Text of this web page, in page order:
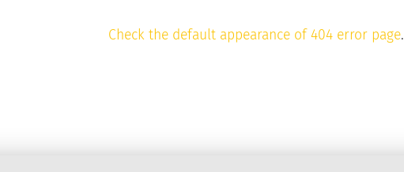
Check the default appearance of 404 error page.